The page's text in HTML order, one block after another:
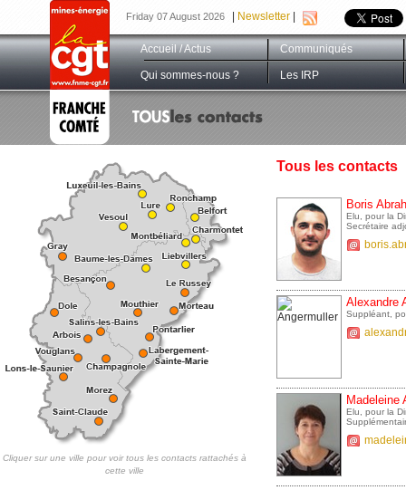
Friday 07 August 2026 Newsletter
Accueil / Actus Communiqués
Qui sommes-nous ? Les IRP
Cliquer sur une ville pour voir tous les contacts rattachés à
cette ville
Tous les contacts
Boris
Elu, pour la
Secrétaire
Alexandre
Suppléant,
Madeleine
Elu, pour la